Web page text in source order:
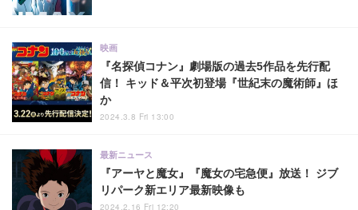
『名探偵コナン』劇場版の過去5作品を先行配
信！ キッド＆平次初登場『世紀末の魔術師』ほ
か
映画
2024.3.8 Fri 13:00
『アーヤと魔女』『魔女の宅急便』放送！ ジブ
リパーク新エリア最新映像も
最新ニュース
2024.2.16 Fri 12:20